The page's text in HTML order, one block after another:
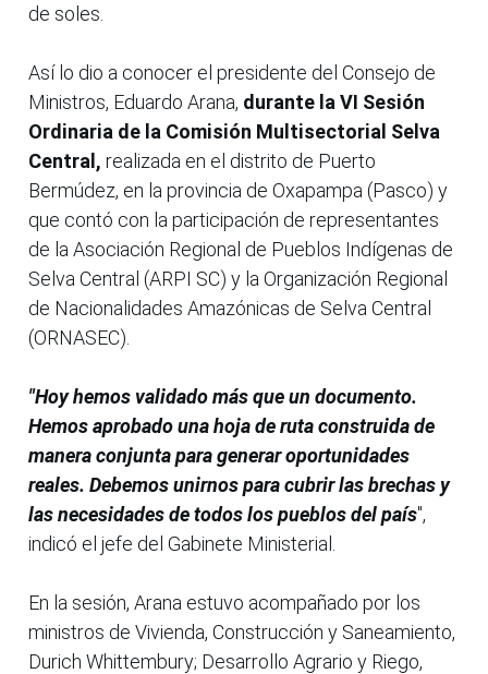
de soles.
Así lo dio a conocer el presidente del Consejo de
Ministros, Eduardo Arana, durante la VI Sesión
Ordinaria de la Comisión Multisectorial Selva
Central, realizada en el distrito de Puerto
Bermúdez, en la provincia de Oxapampa (Pasco) y
que contó con la participación de representantes
de la Asociación Regional de Pueblos Indígenas de
Selva Central (ARPI SC) y la Organización Regional
de Nacionalidades Amazónicas de Selva Central
(ORNASEC).
"Hoy hemos validado más que un documento.
Hemos aprobado una hoja de ruta construida de
manera conjunta para generar oportunidades
reales. Debemos unirnos para cubrir las brechas y
las necesidades de todos los pueblos del país",
indicó el jefe del Gabinete Ministerial.
En la sesión, Arana estuvo acompañado por los
ministros de Vivienda, Construcción y Saneamiento,
Durich Whittembury; Desarrollo Agrario y Riego,